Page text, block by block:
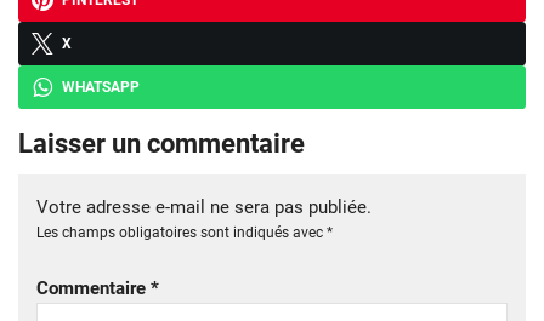
X
WHATSAPP
Laisser un commentaire
Votre adresse e-mail ne sera pas publiée.
Les champs obligatoires sont indiqués avec *
Commentaire *